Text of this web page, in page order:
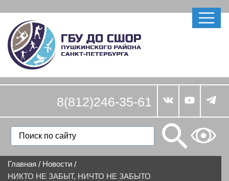
8(812)246-35-61
Главная / Новости /
НИКТО НЕ ЗАБЫТ, НИЧТО НЕ ЗАБЫТО